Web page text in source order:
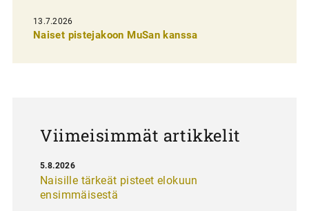
e
13.7.2026
Naiset pistejakoon MuSan kanssa
Viimeisimmät artikkelit
Naisille tärkeät pisteet elokuun
ensimmäisestä
5.8.2026